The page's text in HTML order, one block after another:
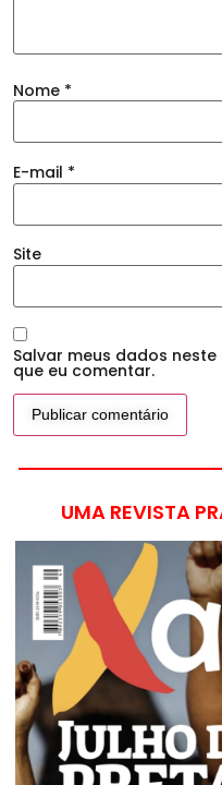
Nome *
E-mail *
Site
Salvar meus dados
que eu comentar.
UMA REVISTA